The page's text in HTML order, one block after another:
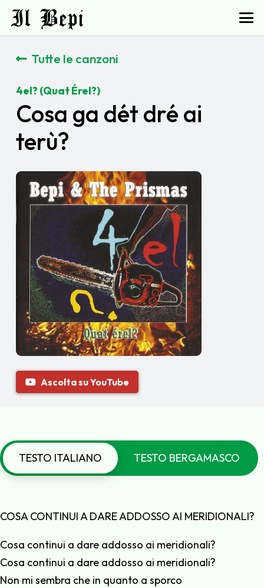
Il Bepi
Tutte le canzoni
4el? (Quat Érel?)
Cosa ga dét dré ai
terù?
Ascolta su YouTube
TESTO ITALIANO TESTO BERGAMASCO
COSA CONTINUI A DARE ADDOSSO AI MERIDIONALI?
Cosa continui a dare addosso ai meridionali?
Cosa continui a dare addosso ai meridionali?
Non mi sembra che in quanto a sporco